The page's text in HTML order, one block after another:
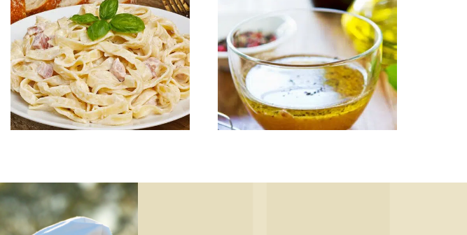
Pasta med cremet
flødesauce, bacon
og honning